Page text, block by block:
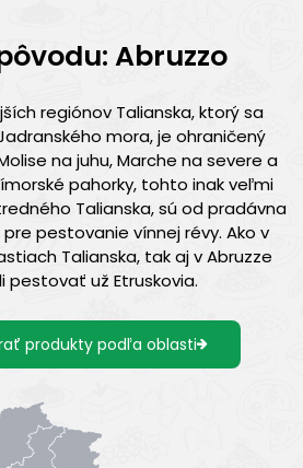
Abruzzo
regiónov Talianska, ktorý sa
mora, je ohraničený
na juhu, Marche na severe a
pahorky, tohto inak veľmi
Talianska, sú od pradávna
pestovanie vínnej révy. Ako v
Talianska, tak aj v Abruzze
pestovať už Etruskovia.
produkty podľa oblasti